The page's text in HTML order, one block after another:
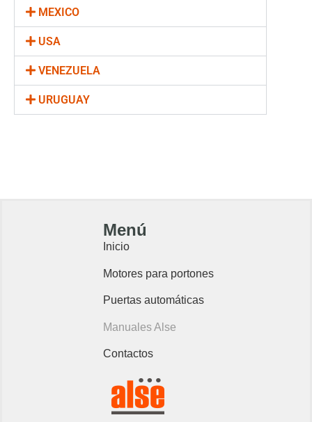
MEXICO
USA
VENEZUELA
URUGUAY
Menú
Inicio
Motores para portones
Puertas automáticas
Manuales Alse
Contactos